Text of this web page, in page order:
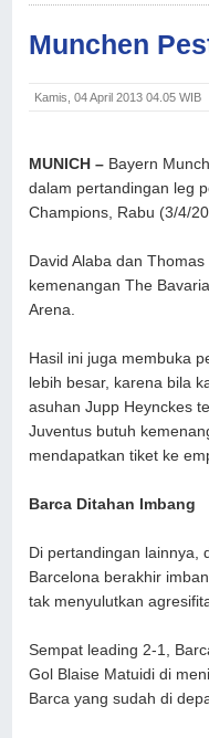
Munchen
Kamis, 04 April 2013 04.05 WIB
MUNICH– Bayern
dalam pertandingan leg
Champions, Rabu (3/4/
David Alaba dan
kemenangan The
Arena.
Hasil ini juga membuka
lebih besar, karena bila
asuhan Jupp Heynckes
Juventus butuh
mendapatkan tiket ke
Barca Ditahan Imbang
Di pertandingan lainnya,
Barcelona berakhir
tak menyulutkan
Sempat leading 2-1,
Gol Blaise Matuidi di
Barca yang sudah di